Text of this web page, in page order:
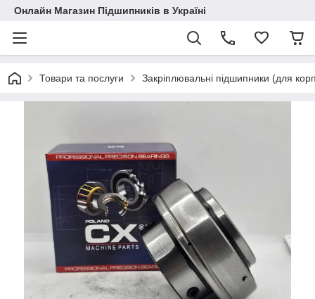
Онлайн Магазин Підшипників в Україні
Товари та послуги Закріплювальні підшипники (для